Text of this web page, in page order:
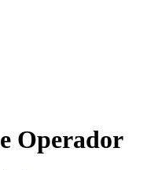
Operador